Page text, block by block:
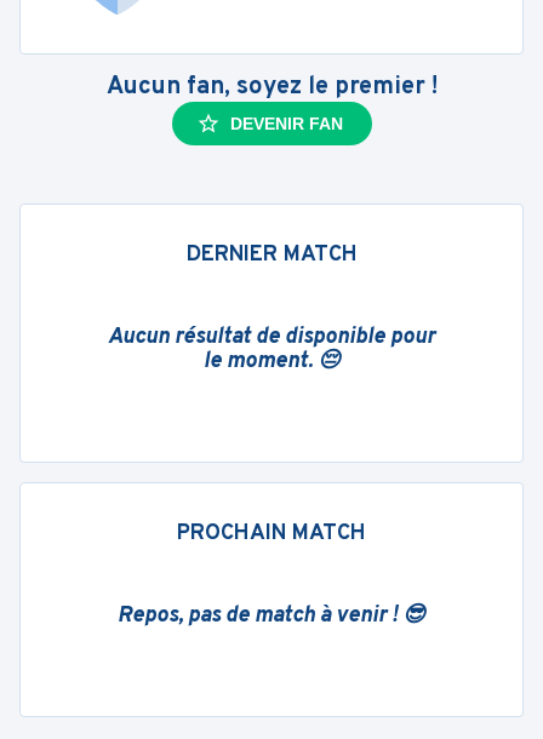
Aucun fan, soyez le premier !
DEVENIR FAN
DERNIER MATCH
Aucun résultat de disponible pour
le moment. 😔
PROCHAIN MATCH
Repos, pas de match à venir ! 😎